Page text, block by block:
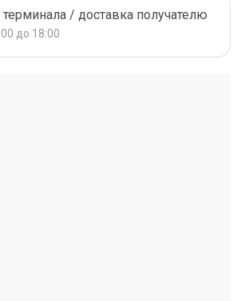
/ доставка получателю
до 18:00